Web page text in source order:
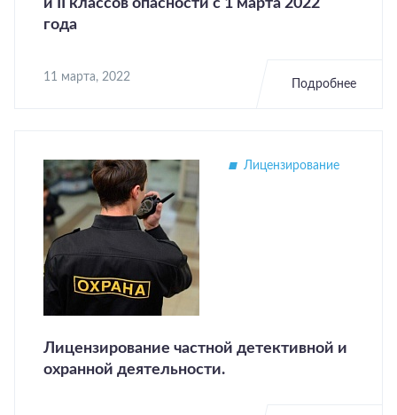
и II классов опасности с 1 марта 2022
года
11 марта, 2022
Подробнее
Лицензирование
Лицензирование частной детективной и
охранной деятельности.